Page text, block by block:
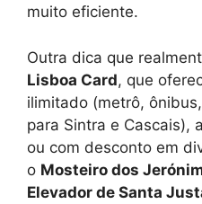
muito eficiente.
Outra dica que
Lisboa Card, que
ilimitado (metrô,
para Sintra e Cascais),
ou com desconto em
o Mosteiro dos
Elevador de Santa